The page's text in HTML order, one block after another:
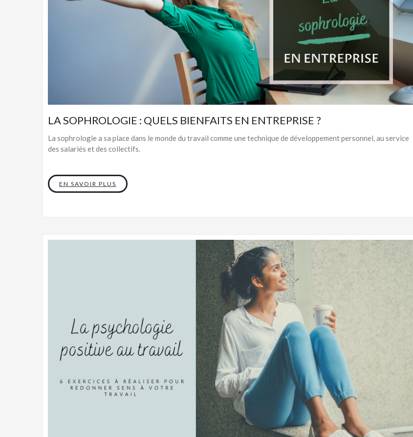
LA SOPHROLOGIE : QUELS BIENFAITS EN ENTREPRISE ?
La sophrologie a sa place dans le monde du travail comme une technique de développement personnel, au service
des salariés et des collectifs.
EN SAVOIR PLUS